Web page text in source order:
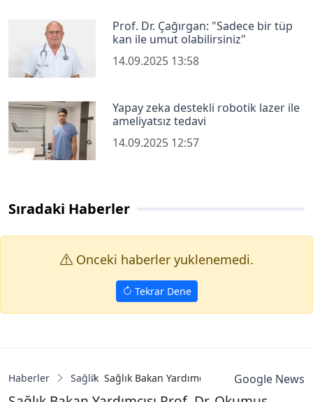
Prof. Dr. Çağırgan: "Sadece bir tüp
kan ile umut olabilirsiniz"
14.09.2025 13:58
Yapay zeka destekli robotik lazer ile
ameliyatsız tedavi
14.09.2025 12:57
Sıradaki Haberler
Onceki haberler yuklenemedi.
Tekrar Dene
Haberler Sağlık Sağlık Bakan Yardımcısı Prof. Dr.Google News